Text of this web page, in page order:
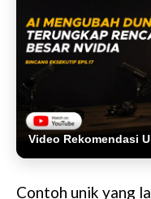
Video Rekomendasi
Contoh unik yang